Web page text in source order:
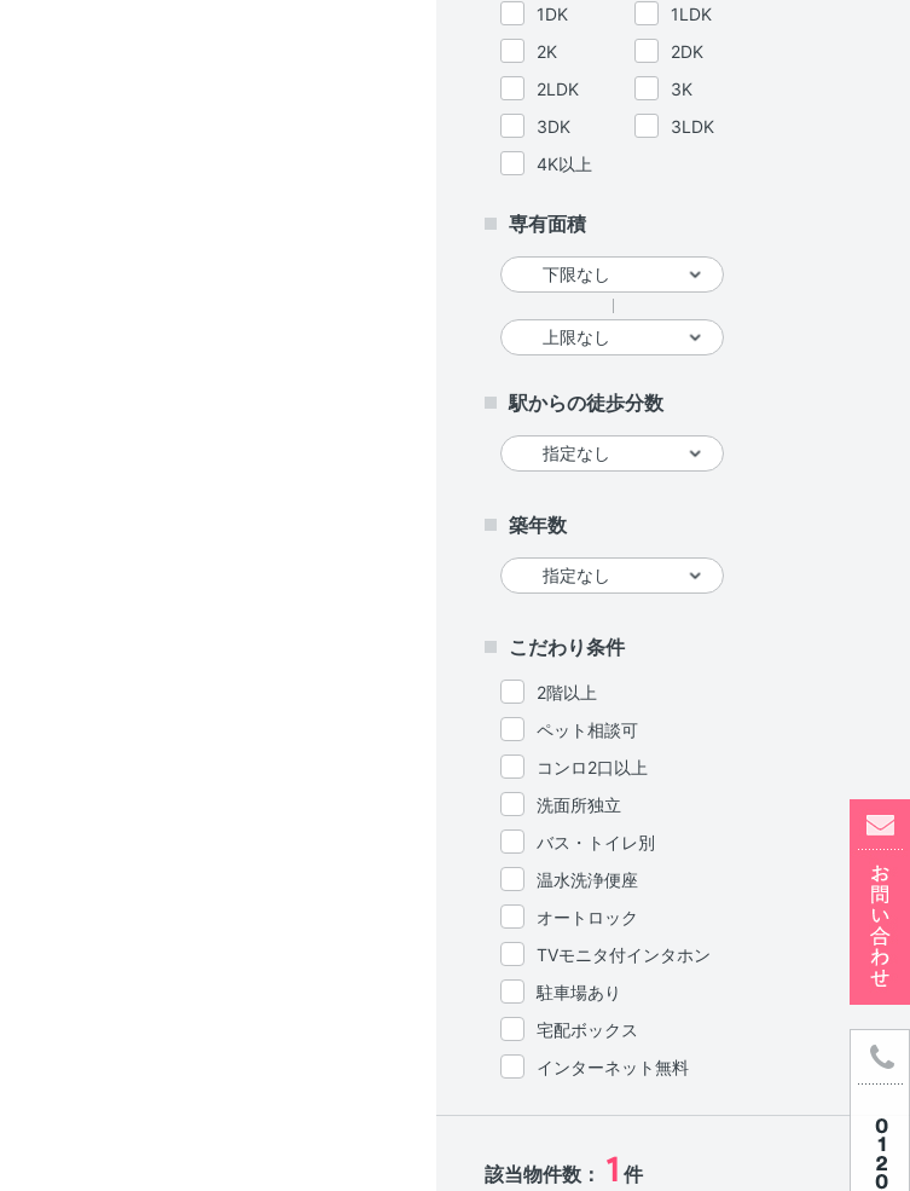
1DK
1LDK
2K
2DK
2LDK
3K
3DK
3LDK
4K以上
専有面積
駅からの徒歩分数
築年数
こだわり条件
2階以上
ペット相談可
コンロ2口以上
洗面所独立
バス・トイレ別
温水洗浄便座
オートロック
TVモニタ付インタホン
駐車場あり
宅配ボックス
インターネット無料
該当物件数： 1 件